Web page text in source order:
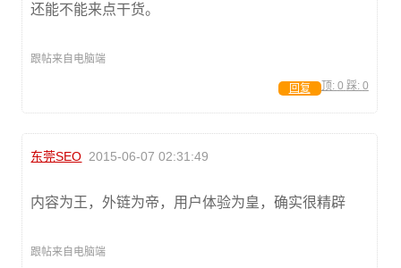
还能不能来点干货。
跟帖来自电脑端
顶: 0 踩: 0
回复
东莞SEO 2015-06-07 02:31:49
内容为王，外链为帝，用户体验为皇，确实很精辟
跟帖来自电脑端